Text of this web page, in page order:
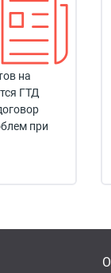
на
ГТД
при